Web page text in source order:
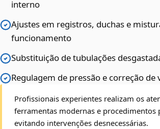
interno
Ajustes em registros, duchas e
funcionamento
Substituição de tubulações
Regulagem de pressão e correção
Profissionais experientes realizam os
ferramentas modernas e procedimentos
evitando intervenções desnecessárias.